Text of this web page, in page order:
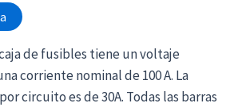
de fusibles tiene un voltaje
corriente nominal de 100 A. La
circuito es de 30A. Todas las barras